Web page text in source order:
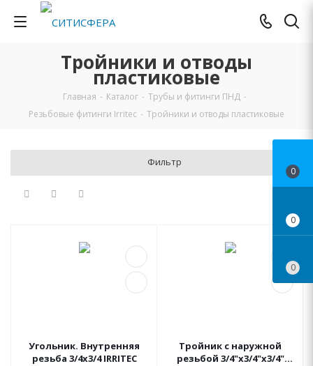
Тройники и отводы
пластиковые
Главная - Каталог - Трубы и фитинги ПНД -
Резьбовые фитинги Irritec - Тройники и отводы пластиковые
Фильтр
Угольник. Внутренняя
резьба 3/4x3/4 IRRITEC
Тройник с наружной
резьбой 3/4"x3/4"x3/4"
0
0
0